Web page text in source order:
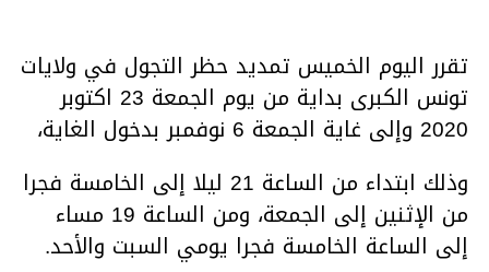
تقرر اليوم الخميس تمديد حظر التجول في ولايات
تونس الكبرى بداية من يوم الجمعة 23 اكتوبر
2020 وإلى غاية الجمعة 6 نوفمبر بدخول الغاية،
وذلك ابتداء من الساعة 21 ليلا إلى الخامسة فجرا
من الإثنين إلى الجمعة، ومن الساعة 19 مساء
إلى الساعة الخامسة فجرا يومي السبت والأحد.